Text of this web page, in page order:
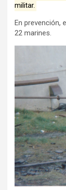
militar.
En prevención,
22 marines.